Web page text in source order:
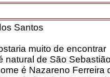
Santos
muito de encontrar
natural de São
é Nazareno Ferreira